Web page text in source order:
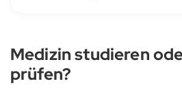
Medizin studieren
prüfen?